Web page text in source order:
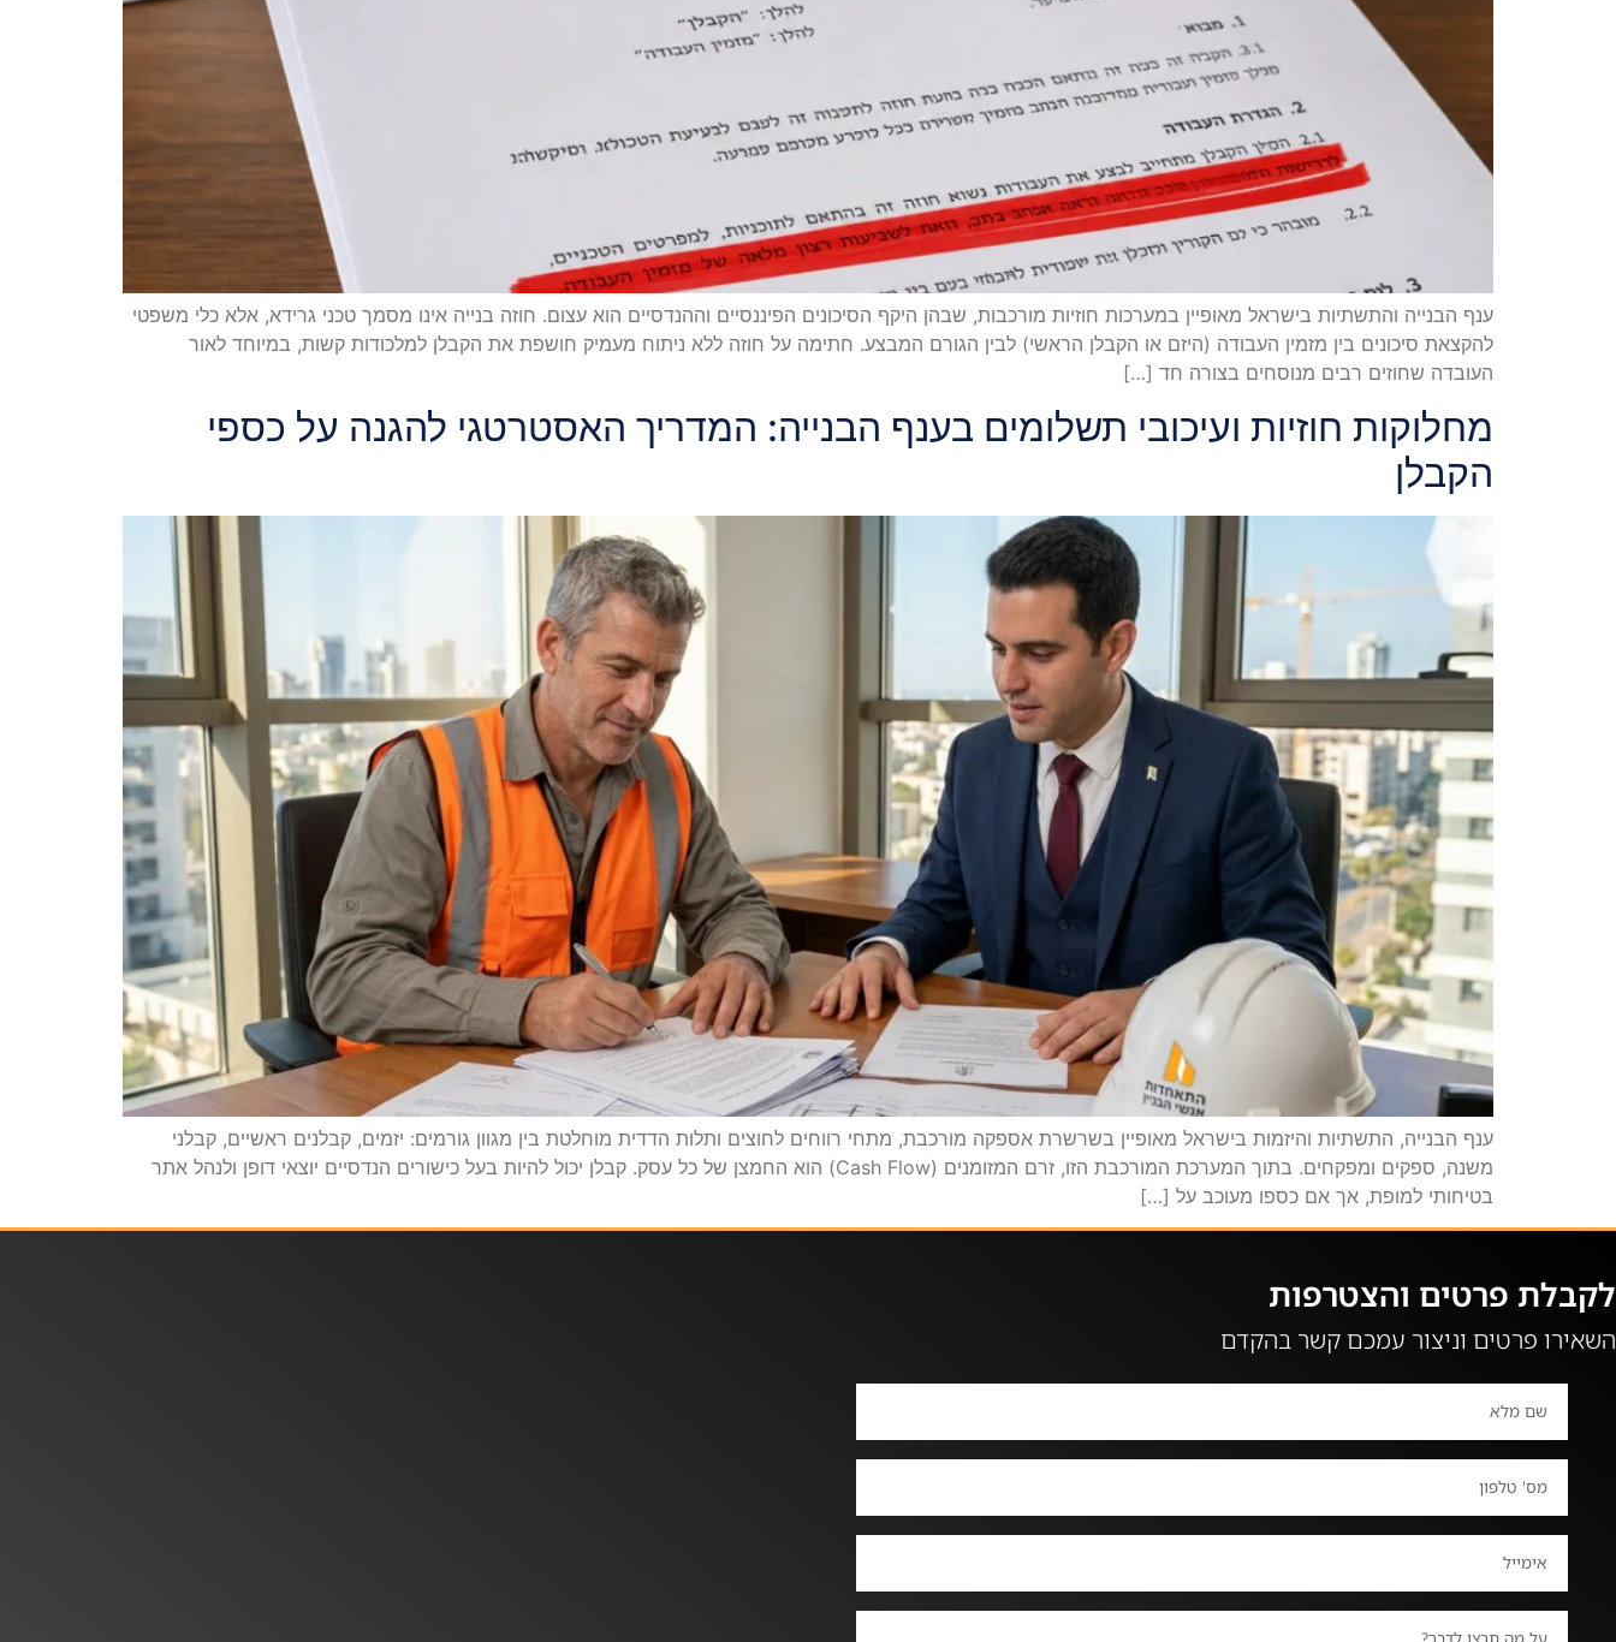
ענף הבנייה והתשתיות בישראל מאופיין במערכות חוזיות מורכבות, שבהן היקף הסיכונים הפיננסיים וההנדסיים הוא עצום. חוזה בנייה אינו מסמך טכני גרידא, אלא כלי משפטי
להקצאת סיכונים בין מזמין העבודה (היזם או הקבלן הראשי) לבין הגורם המבצע. חתימה על חוזה ללא ניתוח מעמיק חושפת את הקבלן למלכודות קשות, במיוחד לאור
העובדה שחוזים רבים מנוסחים בצורה חד […]
מחלוקות חוזיות ועיכובי תשלומים בענף הבנייה: המדריך האסטרטגי להגנה על כספי
הקבלן
ענף הבנייה, התשתיות והיזמות בישראל מאופיין בשרשרת אספקה מורכבת, מתחי רווחים לחוצים ותלות הדדית מוחלטת בין מגוון גורמים: יזמים, קבלנים ראשיים, קבלני
משנה, ספקים ומפקחים. בתוך המערכת המורכבת הזו, זרם המזומנים (Cash Flow) הוא החמצן של כל עסק. קבלן יכול להיות בעל כישורים הנדסיים יוצאי דופן ולנהל אתר
בטיחותי למופת, אך אם כספו מעוכב על […]
לקבלת פרטים והצטרפות
השאירו פרטים וניצור עמכם קשר בהקדם